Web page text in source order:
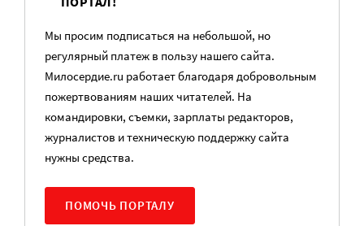
Мы просим подписаться на небольшой, но
регулярный платеж в пользу нашего сайта.
Милосердие.ru работает благодаря добровольным
пожертвованиям наших читателей. На
командировки, съемки, зарплаты редакторов,
журналистов и техническую поддержку сайта
нужны средства.
ПОМОЧЬ ПОРТАЛУ